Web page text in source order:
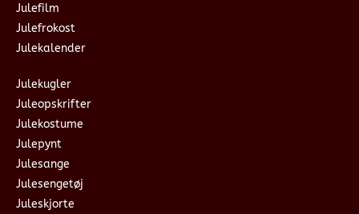
Julefilm
Julefrokost
Julekalender
Julekugler
Juleopskrifter
Julekostume
Julepynt
Julesange
Julesengetøj
Juleskjorte